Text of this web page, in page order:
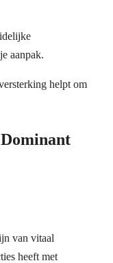
aanpak.
helpt om
van vitaal
heeft met